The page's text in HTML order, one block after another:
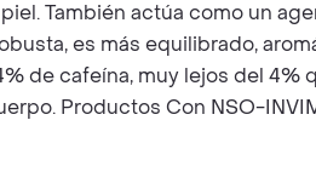
También actúa como un
es más equilibrado,
de cafeína, muy lejos del
Productos Con NSO-